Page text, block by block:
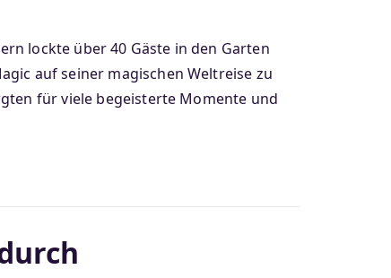
lockte über 40 Gäste in den Garten
auf seiner magischen Weltreise zu
für viele begeisterte Momente und